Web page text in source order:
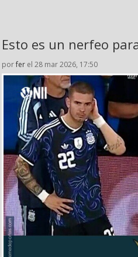
Esto es un nerfeo
porfer el 28 mar 2026, 17:50